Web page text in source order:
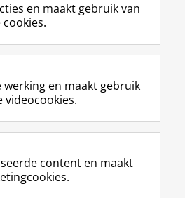
F
a
e
b
o
p
a
L
i
k
e
I
-
p
R
S
-
f
e
R
I
n
t
r
m
Y
o
T
e
k
en maakt gebruik van
en maakt gebruik
videocookies.
content en maakt